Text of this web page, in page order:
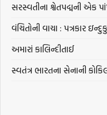
સરસ્વતીના શ્વેતપદ્મની એક
વંચિતોની વાચા : પત્રકાર
અમારાં કાલિન્દીતાઈ
સ્વતંત્ર ભારતના સેનાની